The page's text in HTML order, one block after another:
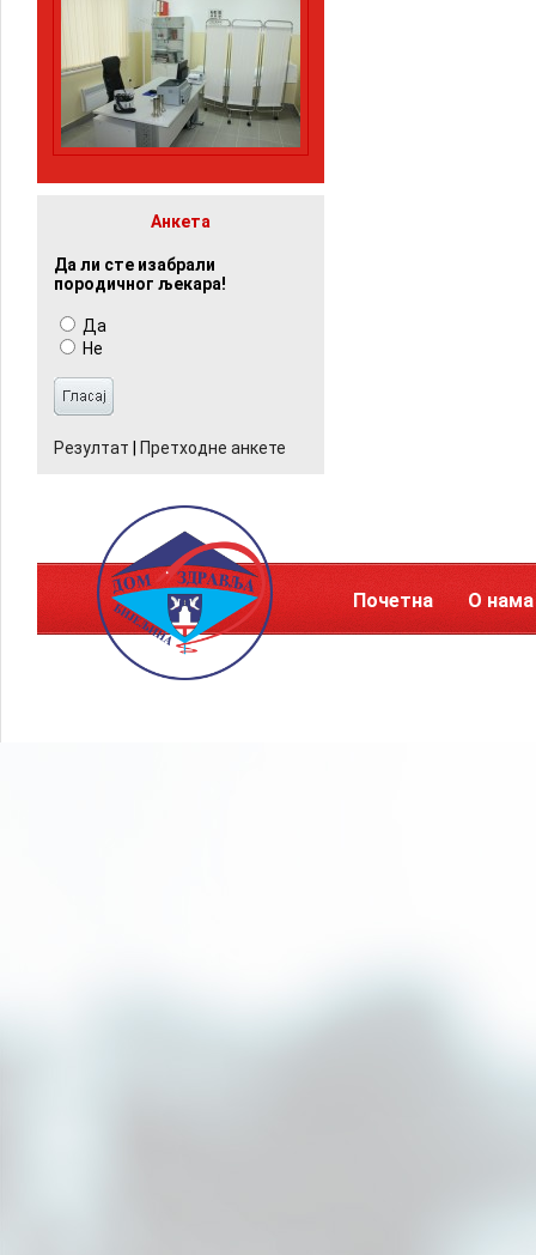
Анкета
Да ли сте изабрали
породичног љекара!
Да
Не
Резултат Претходне анкете
Почетна О нама